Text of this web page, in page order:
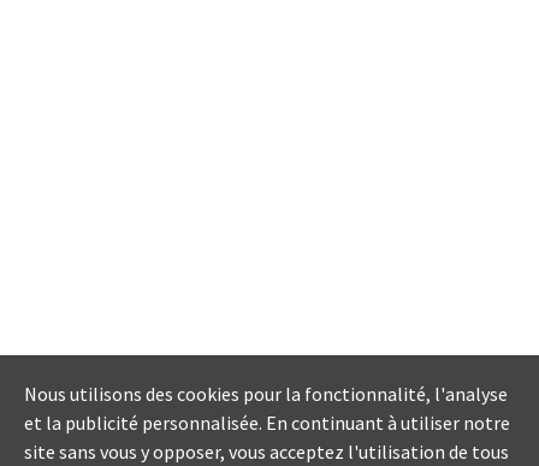
Nous utilisons des cookies pour la fonctionnalité, l'analyse
et la publicité personnalisée. En continuant à utiliser notre
site sans vous y opposer, vous acceptez l'utilisation de tous